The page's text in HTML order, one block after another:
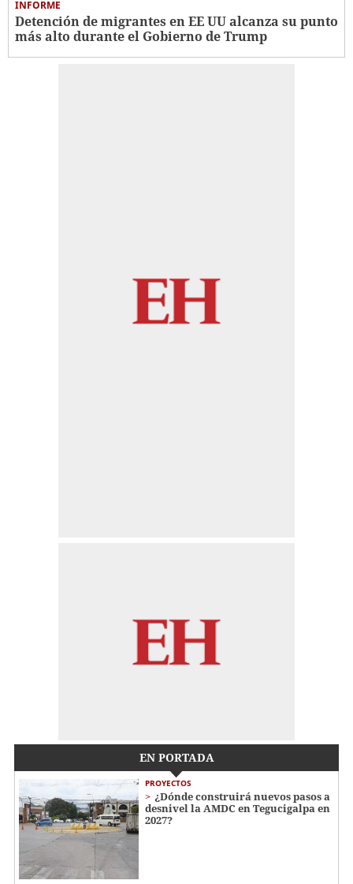
INFORME
Detención de migrantes en EE UU alcanza su punto
más alto durante el Gobierno de Trump
EN PORTADA
PROYECTOS
¿Dónde construirá nuevos pasos a
desnivel la AMDC en Tegucigalpa en
2027?